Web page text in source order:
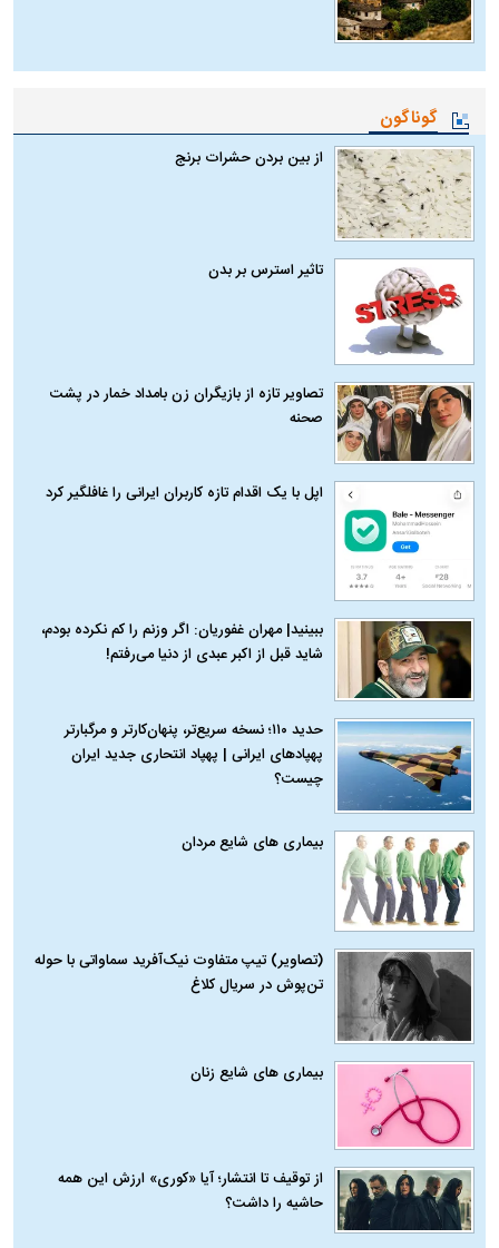
گوناگون
از بین بردن حشرات برنج
تاثیر استرس بر بدن
تصاویر تازه از بازیگران زن بامداد خمار در پشت
صحنه
اپل با یک اقدام تازه کاربران ایرانی را غافلگیر کرد
ببینید| مهران غفوریان: اگر وزنم را کم نکرده بودم،
شاید قبل از اکبر عبدی از دنیا می‌رفتم!
حدید ۱۱۰؛ نسخه سریع‌تر، پنهان‌کارتر و مرگبارتر
پهپادهای ایرانی | پهپاد انتحاری جدید ایران
چیست؟
بیماری‌ های شایع مردان
(تصاویر) تیپ متفاوت نیک‌آفرید سماواتی با حوله
تن‌پوش در سریال کلاغ
بیماری‌ های شایع زنان
از توقیف تا انتشار؛ آیا «کوری» ارزش این همه
حاشیه را داشت؟